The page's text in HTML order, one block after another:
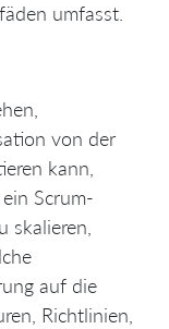
umfasst.
von der
kann,
Scrum-
skalieren,
auf die
Richtlinien,